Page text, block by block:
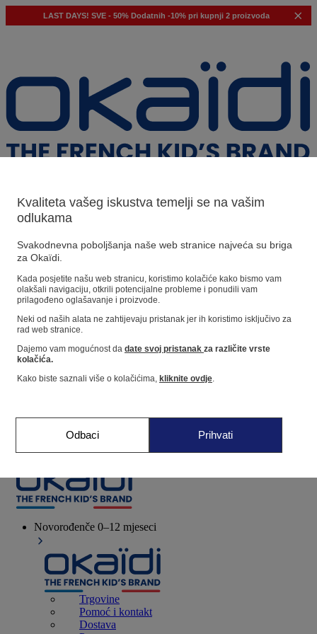
LAST DAYS! SVE - 50% Dodatnih -10% pri kupnji 2 proizvoda
Naši prijedlozi
Predloženi proizvodi
Pogledajte sve proizvode
Dućan
Novorođenče 0–12 mjeseci
Trgovine
Pomoć i kontakt
Dostava
Kvaliteta vašeg iskustva temelji se na vašim
odlukama
Svakodnevna poboljšanja naše web stranice najveća su briga
za Okaïdi.
Kada posjetite našu web stranicu, koristimo kolačiće kako bismo vam
olakšali navigaciju, otkrili potencijalne probleme i ponudili vam
prilagođeno oglašavanje i proizvode.
Neki od naših alata ne zahtijevaju pristanak jer ih koristimo isključivo za
rad web stranice.
Dajemo vam mogućnost da date svoj pristanak za različite vrste
kolačića.
Kako biste saznali više o kolačićima, kliknite ovdje.
Odbaci Prihvati